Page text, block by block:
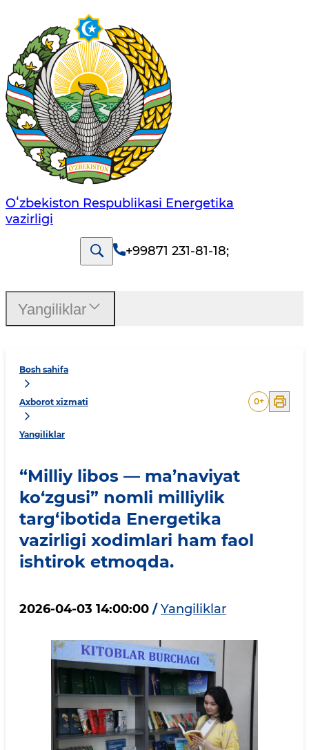
Oʻzbekiston Respublikasi Energetika
vazirligi
+99871 231-81-18;
Bosh sahifa
Axborot xizmati
Yangiliklar
0+
“Milliy libos — ma’naviyat
ko‘zgusi” nomli milliylik
targ‘ibotida Energetika
vazirligi xodimlari ham faol
ishtirok etmoqda.
2026-04-03 14:00:00 / Yangiliklar
Yangiliklar